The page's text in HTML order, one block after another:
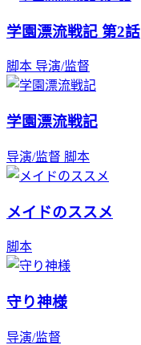
学園漂流戦記 第2話
脚本 导演/监督
学園漂流戦記
导演/监督 脚本
メイドのススメ
脚本
守り神様
导演/监督